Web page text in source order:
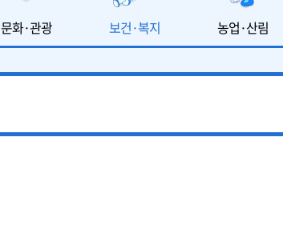
문화·관광
보건·복지 농업·산림